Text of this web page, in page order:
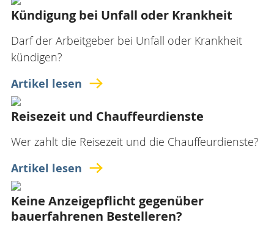
Kündigung bei Unfall oder Krankheit
Darf der Arbeitgeber bei Unfall oder Krankheit
kündigen?
Artikel lesen
Reisezeit und Chauffeurdienste
Wer zahlt die Reisezeit und die Chauffeurdienste?
Artikel lesen
Keine Anzeigepflicht gegenüber
bauerfahrenen Bestelleren?